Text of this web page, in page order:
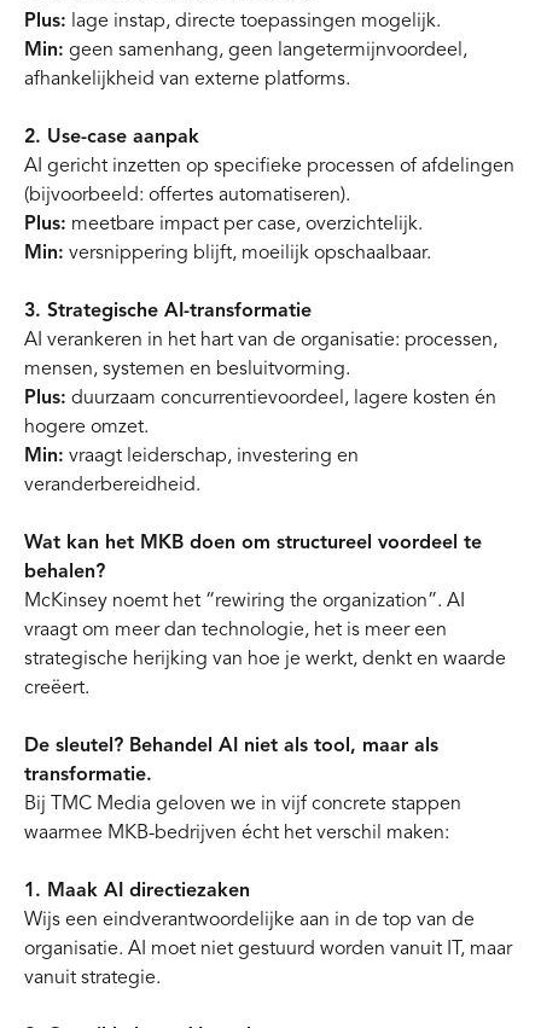
Plus: lage instap, directe toepassingen mogelijk.
Min: geen samenhang, geen langetermijnvoordeel,
afhankelijkheid van externe platforms.
2. Use-case aanpak
AI gericht inzetten op specifieke processen of afdelingen
(bijvoorbeeld: offertes automatiseren).
Plus: meetbare impact per case, overzichtelijk.
Min: versnippering blijft, moeilijk opschaalbaar.
3. Strategische AI-transformatie
AI verankeren in het hart van de organisatie: processen,
mensen, systemen en besluitvorming.
Plus: duurzaam concurrentievoordeel, lagere kosten én
hogere omzet.
Min: vraagt leiderschap, investering en
veranderbereidheid.
Wat kan het MKB doen om structureel voordeel te
behalen?
McKinsey noemt het “rewiring the organization”. AI
vraagt om meer dan technologie, het is meer een
strategische herijking van hoe je werkt, denkt en waarde
creëert.
De sleutel? Behandel AI niet als tool, maar als
transformatie.
Bij TMC Media geloven we in vijf concrete stappen
waarmee MKB-bedrijven écht het verschil maken:
1. Maak AI directiezaken
Wijs een eindverantwoordelijke aan in de top van de
organisatie. AI moet niet gestuurd worden vanuit IT, maar
vanuit strategie.